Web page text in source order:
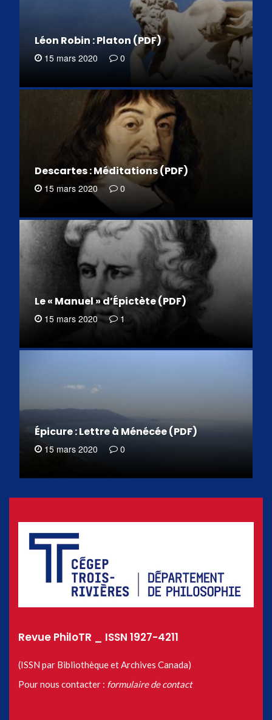
Léon Robin : Platon (PDF)
15 mars 2020 0
Descartes : Méditations (PDF)
15 mars 2020 0
Le « Manuel » d’Épictète (PDF)
15 mars 2020 1
Épicure : Lettre à Ménécée (PDF)
15 mars 2020 0
Revue PhiloTR _ ISSN 1927-4211
(ISSN par Bibliothèque et Archives Canada)
Pour nous contacter : formulaire de contact